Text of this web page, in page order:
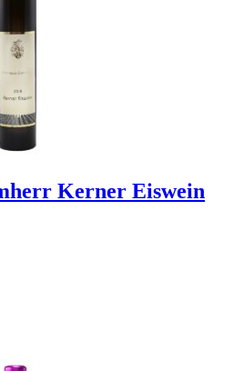
Kerner Eiswein